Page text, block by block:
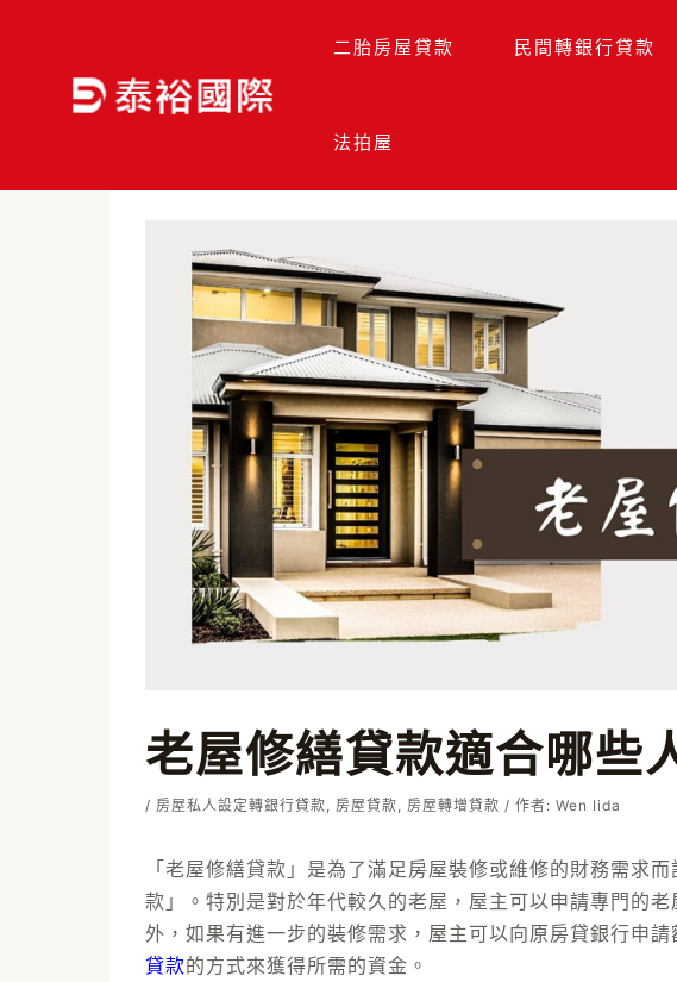
二胎房屋貸款 民間轉銀行貸款
法拍屋
老屋修繕貸款適合哪些
/ 房屋私人設定轉銀行貸款, 房屋貸款, 房屋轉增貸款 / 作者: Wen Iida
「老屋修繕貸款」是為了滿足房屋裝修或維修的財務需求
款」。特別是對於年代較久的老屋，屋主可以申請專門的
外，如果有進一步的裝修需求，屋主可以向原房貸銀行申
貸款的方式來獲得所需的資金。